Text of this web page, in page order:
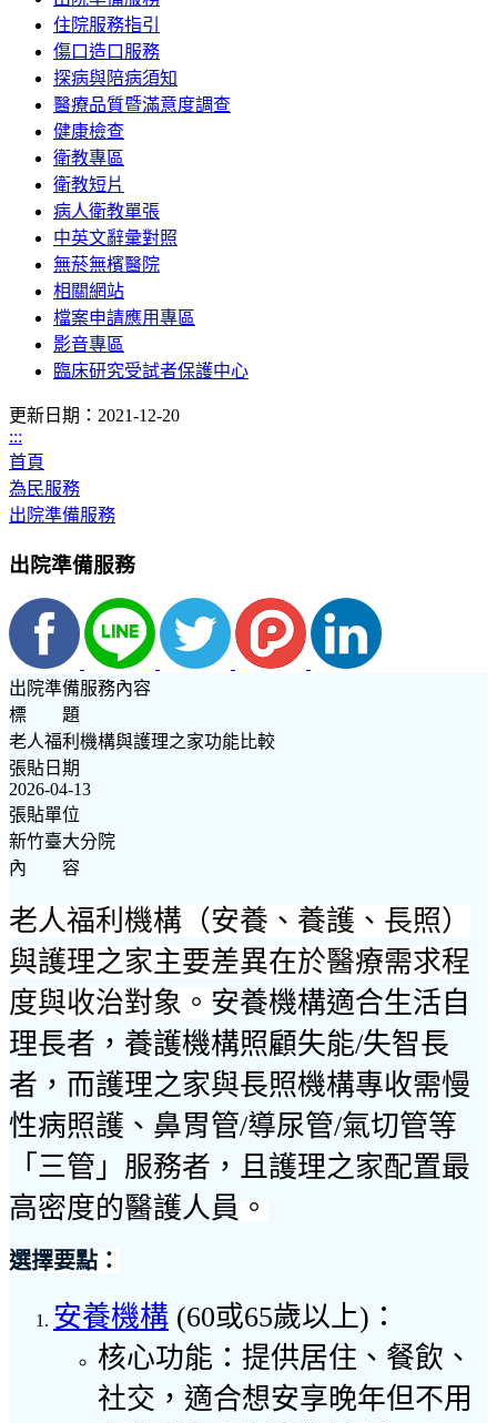
住院服務指引
傷口造口服務
探病與陪病須知
醫療品質暨滿意度調查
健康檢查
衛教專區
衛教短片
病人衛教單張
中英文辭彙對照
無菸無檳醫院
相關網站
檔案申請應用專區
影音專區
臨床研究受試者保護中心
更新日期：2021-12-20
:::
首頁
為民服務
出院準備服務
出院準備服務
出院準備服務內容
標 題
老人福利機構與護理之家功能比較
張貼日期
2026-04-13
張貼單位
新竹臺大分院
內 容
老人福利機構（安養、養護、長照）
與護理之家主要差異在於醫療需求程
度與收治對象 。 安養機構適合生活自
理長者，養護機構照顧失能/失智長
者，而護理之家與長照機構專收需慢
性病照護、鼻胃管/導尿管/氣切管等
「三管」服務者，且護理之家配置最
高密度的醫護人員 。
選擇要點：
安養機構 (60或65歲以上)：
核心功能：提供居住、餐飲、
社交，適合想安享晚年但不用